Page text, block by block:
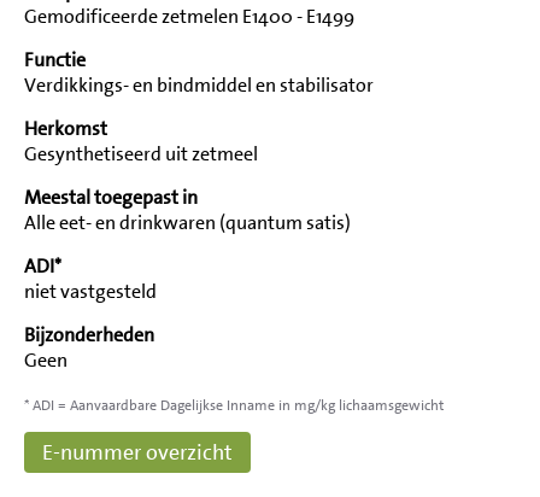
Gemodificeerde zetmelen E1400 - E1499
Functie
Verdikkings- en bindmiddel en stabilisator
Herkomst
Gesynthetiseerd uit zetmeel
Meestal toegepast in
Alle eet- en drinkwaren (quantum satis)
ADI*
niet vastgesteld
Bijzonderheden
Geen
* ADI = Aanvaardbare Dagelijkse Inname in mg/kg lichaamsgewicht
E-nummer overzicht